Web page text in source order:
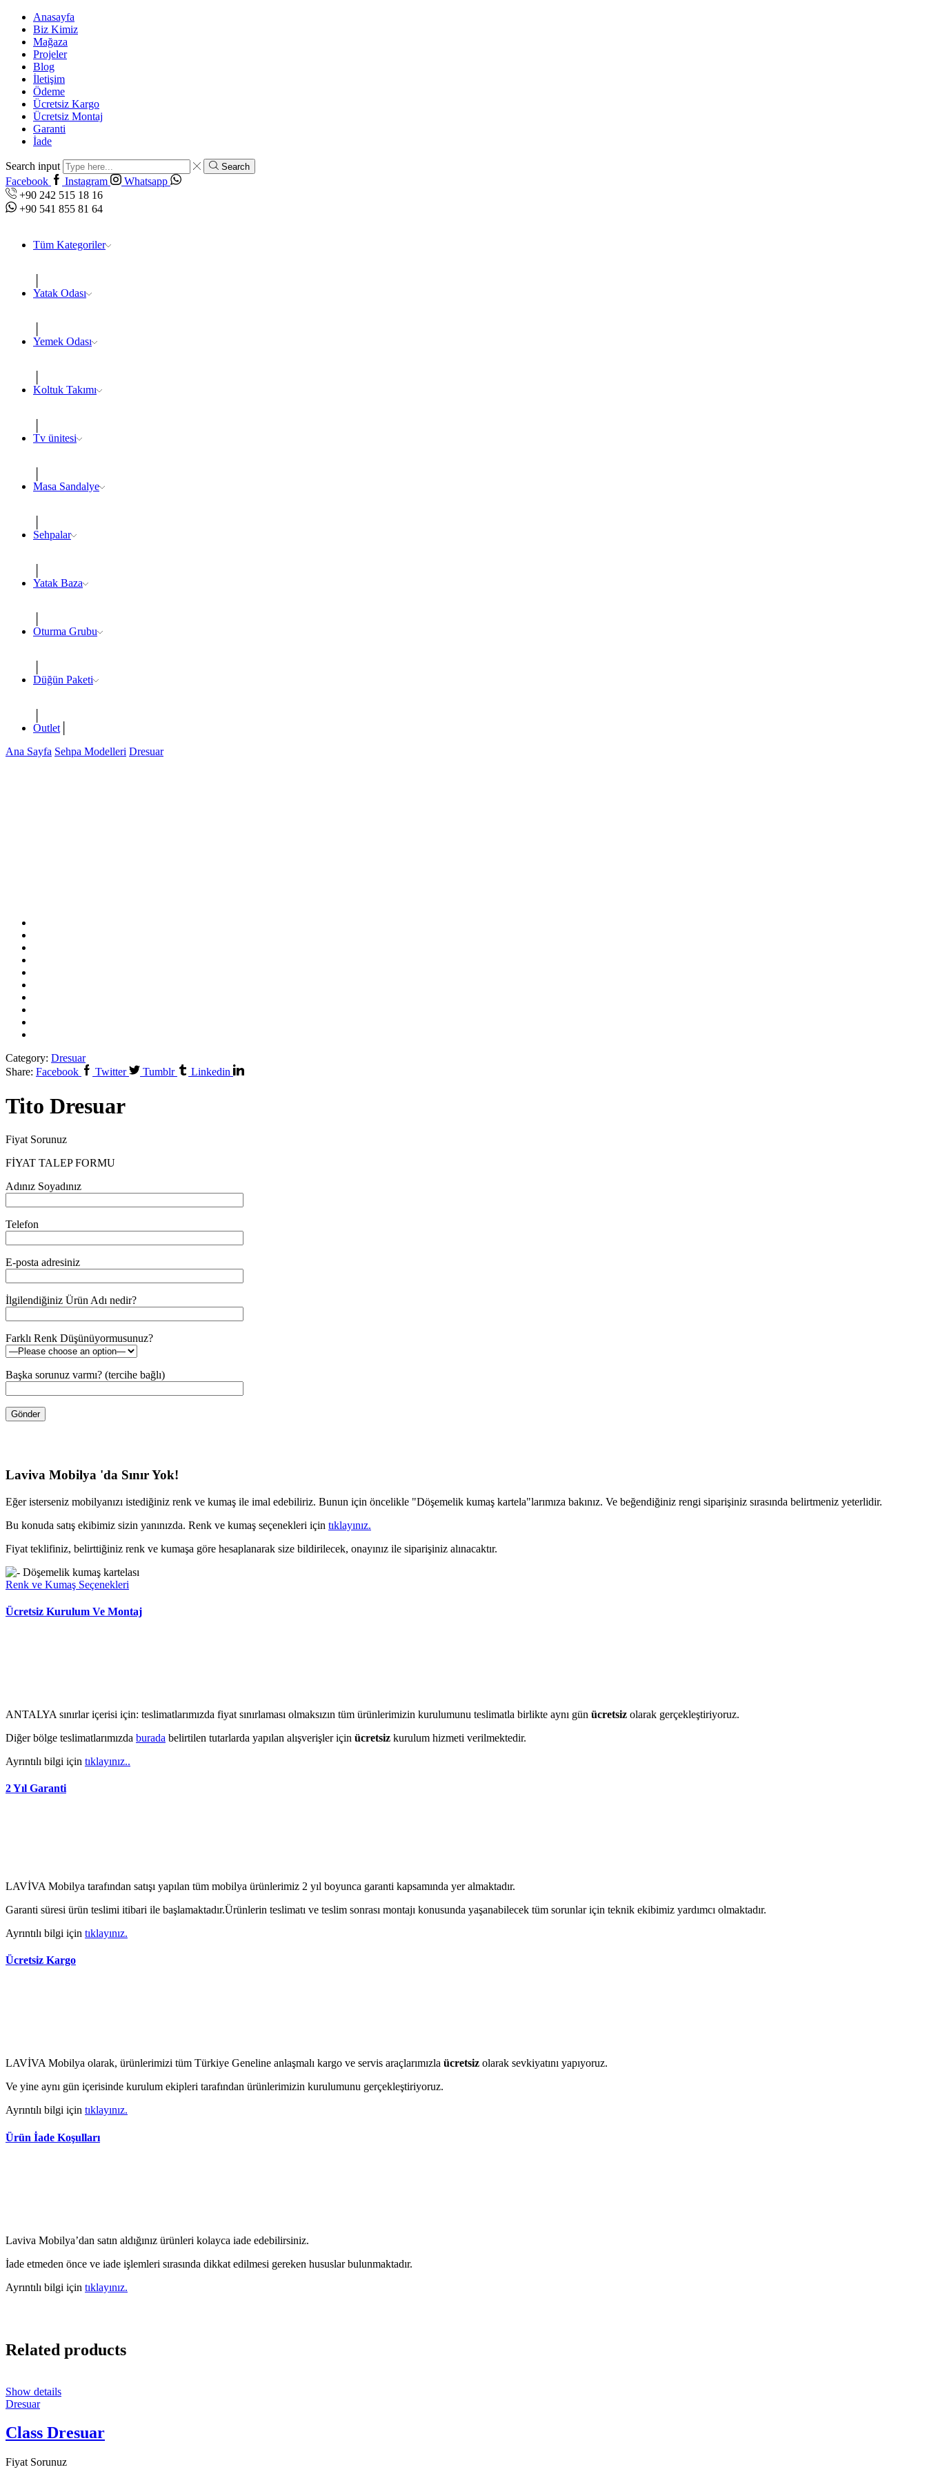
Anasayfa
Biz Kimiz
Mağaza
Projeler
Blog
İletişim
Ödeme
Ücretsiz Kargo
Ücretsiz Montaj
Garanti
İade
Search input Search
Facebook Instagram
Whatsapp
+90 242 515 18 16
+90 541 855 81 64
Tüm Kategoriler
Yatak Odası
Yemek Odası
Koltuk Takımı
Tv ünitesi
Masa Sandalye
Sehpalar
Yatak Baza
Oturma Grubu
Düğün Paketi
Outlet
Ana Sayfa Sehpa Modelleri Dresuar
Category: Dresuar
Share: Facebook Twitter Tumblr Linkedin
Tito Dresuar
Fiyat Sorunuz
FİYAT TALEP FORMU
Adınız Soyadınız
Telefon
E-posta adresiniz
İlgilendiğiniz Ürün Adı nedir?
Farklı Renk Düşünüyormusunuz?
Başka sorunuz varmı? (tercihe bağlı)
Laviva Mobilya 'da Sınır Yok!
Eğer isterseniz mobilyanızı istediğiniz renk ve kumaş ile imal edebiliriz. Bunun için öncelikle "Döşemelik kumaş kartela"larımıza bakınız. Ve beğendiğiniz rengi siparişiniz sırasında belirtmeniz yeterlidir.
Bu konuda satış ekibimiz sizin yanınızda. Renk ve kumaş seçenekleri için tıklayınız.
Fiyat teklifiniz, belirttiğiniz renk ve kumaşa göre hesaplanarak size bildirilecek, onayınız ile siparişiniz alınacaktır.
Renk ve Kumaş Seçenekleri
Ücretsiz Kurulum Ve Montaj
ANTALYA sınırlar içerisi için: teslimatlarımızda fiyat sınırlaması olmaksızın tüm ürünlerimizin kurulumunu teslimatla birlikte aynı gün ücretsiz olarak gerçekleştiriyoruz.
Diğer bölge teslimatlarımızda burada belirtilen tutarlarda yapılan alışverişler için ücretsiz kurulum hizmeti verilmektedir.
Ayrıntılı bilgi için tıklayınız..
2 Yıl Garanti
LAVİVA Mobilya tarafından satışı yapılan tüm mobilya ürünlerimiz 2 yıl boyunca garanti kapsamında yer almaktadır.
Garanti süresi ürün teslimi itibari ile başlamaktadır.Ürünlerin teslimatı ve teslim sonrası montajı konusunda yaşanabilecek tüm sorunlar için teknik ekibimiz yardımcı olmaktadır.
Ayrıntılı bilgi için tıklayınız.
Ücretsiz Kargo
LAVİVA Mobilya olarak, ürünlerimizi tüm Türkiye Geneline anlaşmalı kargo ve servis araçlarımızla ücretsiz olarak sevkiyatını yapıyoruz.
Ve yine aynı gün içerisinde kurulum ekipleri tarafından ürünlerimizin kurulumunu gerçekleştiriyoruz.
Ayrıntılı bilgi için tıklayınız.
Ürün İade Koşulları
Laviva Mobilya’dan satın aldığınız ürünleri kolayca iade edebilirsiniz.
İade etmeden önce ve iade işlemleri sırasında dikkat edilmesi gereken hususlar bulunmaktadır.
Ayrıntılı bilgi için tıklayınız.
Related products
Show details
Dresuar
Class Dresuar
Fiyat Sorunuz